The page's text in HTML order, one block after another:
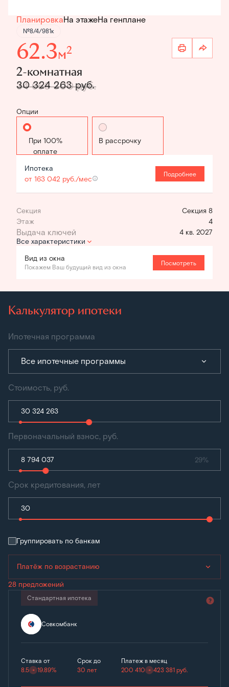
ПланировкаНа этажеНа генплане
№8/4/981к
62.3м2
2-комнатная
34 656 300 руб.
30 324 263 руб.
Опции
Стандартная В рассрочку
Ипотека
от 163 042 руб./мес
Подробнее
Секция
Секция 8
Этаж
4
4 кв. 2027
Все характеристики
Вид из окна
Покажем Ваш будущий вид из окна
Посмотреть
Калькулятор ипотеки
Ипотечная программа
Все ипотечные программы
Стоимость, руб.
Первоначальный взнос, руб.
29%
Срок кредитования, лет
Группировать по банкам
Платёж по возрастанию
28 предложений
Стандартная ипотека
Совкомбанк
Ставка от
8.5
19.89%
Срок до
30 лет
Платеж в месяц
200 410
423 381 руб.